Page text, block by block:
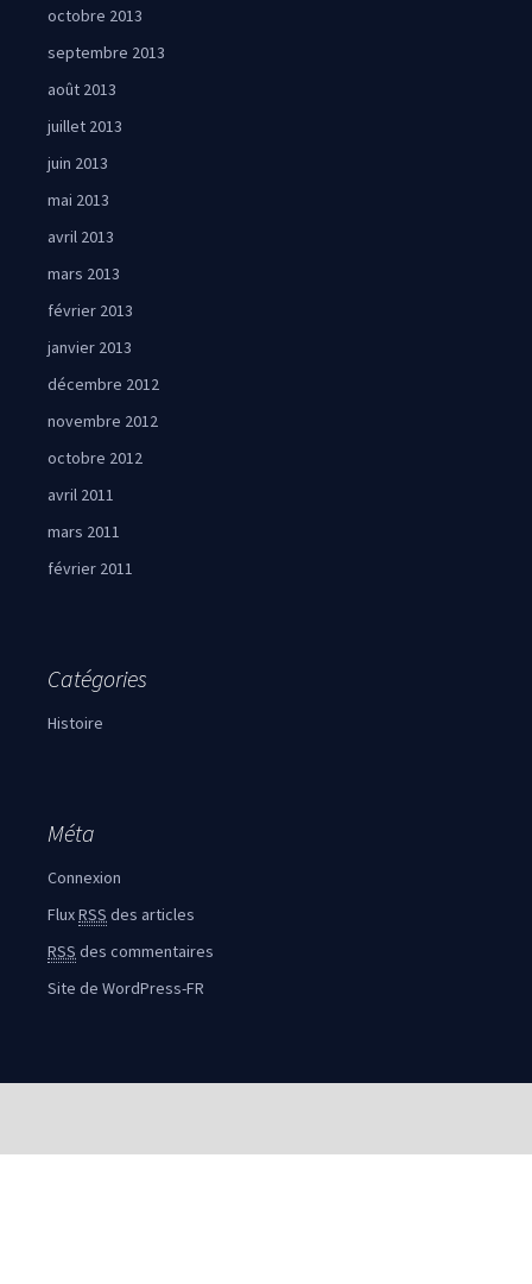
octobre 2013
septembre 2013
août 2013
juillet 2013
juin 2013
mai 2013
avril 2013
mars 2013
février 2013
janvier 2013
décembre 2012
novembre 2012
octobre 2012
avril 2011
mars 2011
février 2011
Catégories
Histoire
Méta
Connexion
FluxRSS des articles
RSS des commentaires
Site de WordPress-FR